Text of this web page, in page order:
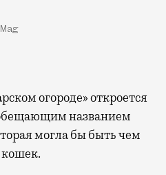
названием
могла бы быть чем
кошек.